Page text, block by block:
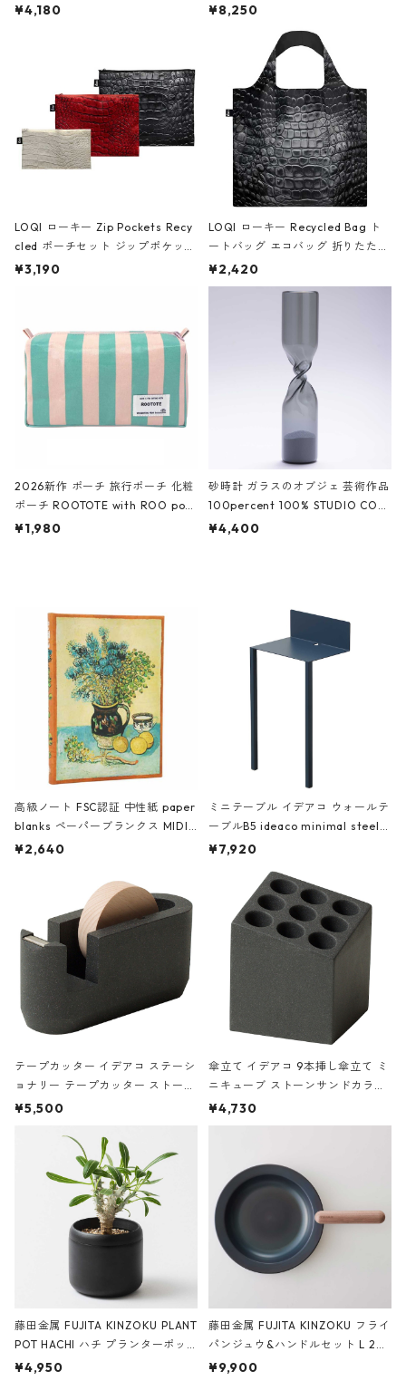
ミエ-B ショルダーバッグ グロスピ
¥4,180
ボストンバッグ ショルダーバッグ
Black ジャン=ミッシェル・バスキ
ア/クラウン ブラック
¥8,250
LOQI ローキー Zip Pockets Recy
cled ポーチセット ジップポケット
ファスナーポーチ 撥水加工 トラベ
ーガンディー、オフホワイト
¥3,190
LOQI ローキー Recycled Bag ト
ートバッグ エコバッグ 折りたたみ
大きめ 撥水加工 収納ポーチ CRO
CODILE/Black クロコダイル/ブラ
¥2,420
2026新作 ポーチ 旅行ポーチ 化粧
ポーチ ROOTOTE with ROO pou
ch 3532 ルートート WR.ポーチ.ラ
¥1,980
砂時計 ガラスのオブジェ 芸術作品
100percent 100% STUDIO COH
AKU Timeless 100パーセント ス
¥4,400
高級ノート FSC認証 中性紙 paper
blanks ペーパーブランクス MIDI
ハードカバー 罫線 ヴァン・ゴッホ
¥2,640
ミニテーブル イデアコ ウォールテ
ーブルB5 ideaco minimal steel f
urniture WALL Table B5 ネイビー
¥7,920
テープカッター イデアコ ステーシ
ョナリー テープカッター ストーン
サンドカラー 石調 ideaco Station
¥5,500
傘立て イデアコ 9本挿し傘立て ミ
ニキューブ ストーンサンドカラー
石調 ideaco Umbrella Stand CUB
E ストーンサンドブラック
¥4,730
藤田金属 FUJITA KINZOKU PLANT
POT HACHI ハチ プランターポッ
ト 3号 ブラック
¥4,950
藤田金属 FUJITA KINZOKU フライ
パンジュウ&ハンドルセット L 24c
m ガス火・IH対応 鉄フライパン
¥9,900